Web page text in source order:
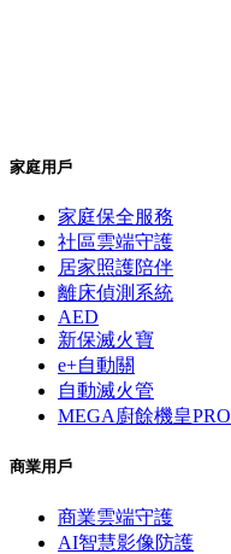
家庭用戶
家庭保全服務
社區雲端守護
居家照護陪伴
離床偵測系統
AED
新保滅火寶
e+自動關
自動滅火管
MEGA廚餘機皇PRO
商業用戶
商業雲端守護
AI智慧影像防護